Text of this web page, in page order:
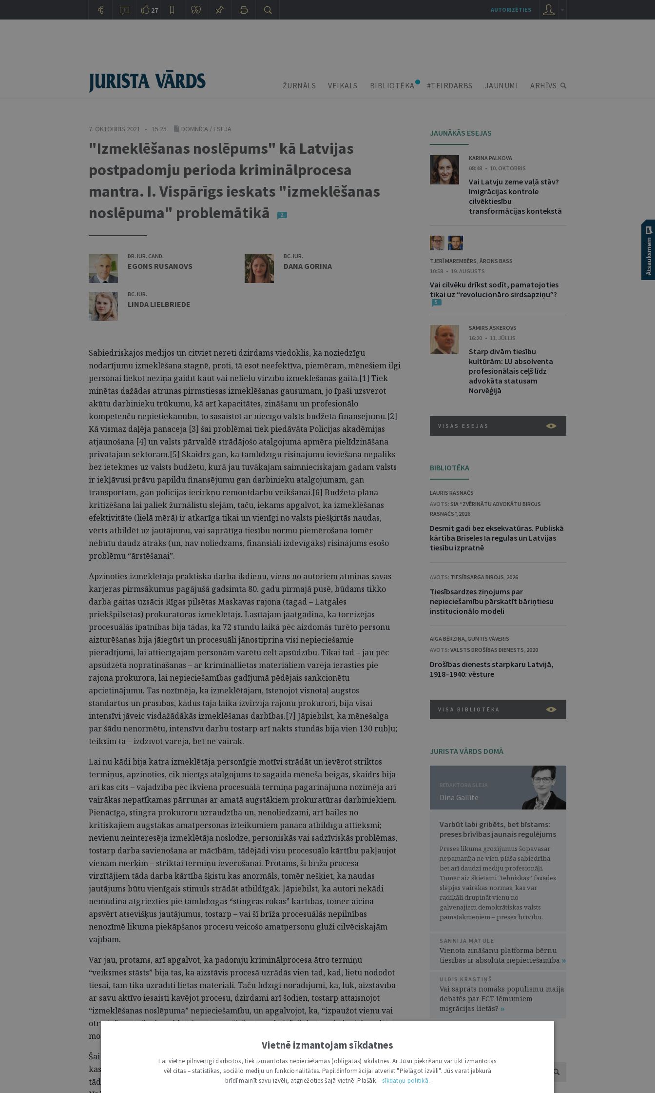
ŽURNĀLS VEIKALS BIBLIOTĒKA #TEIRDARBS JAUNUMI ARHĪVS
7. OKTOBRIS 2021 • 15:25 DOMNĪCA / ESEJA
"Izmeklēšanas noslēpums" kā Latvijas
postpadomju perioda kriminālprocesa
mantra. I. Vispārīgs ieskats "izmeklēšanas
noslēpuma" problemātikā
2
DR. IUR. CAND.
EGONS RUSANOVS
BC. IUR.
DANA GORINA
BC. IUR.
LINDA LIELBRIEDE
Sabiedriskajos medijos un citviet nereti dzirdams viedoklis, ka noziedzīgu
nodarījumu izmeklēšana stagnē, proti, tā esot neefektīva, piemēram, mēnešiem ilgi
personai liekot neziņā gaidīt kaut vai nelielu virzību izmeklēšanas gaitā.[1] Tiek
minētas dažādas atrunas pirmstiesas izmeklēšanas gausumam, jo īpaši uzsverot
akūtu darbinieku trūkumu, kā arī kapacitātes, zināšanu un profesionālo
kompetenču nepietiekamību, to sasaistot ar niecīgo valsts budžeta finansējumu.[2]
Kā vismaz daļēja panaceja [3] šai problēmai tiek piedāvāta Policijas akadēmijas
atjaunošana [4] un valsts pārvaldē strādājošo atalgojuma apmēra pielīdzināšana
privātajam sektoram.[5] Skaidrs gan, ka tamlīdzīgu risinājumu ieviešana nepaliks
bez ietekmes uz valsts budžetu, kurā jau tuvākajam saimnieciskajam gadam valsts
ir iekļāvusi prāvu papildu finansējumu gan darbinieku atalgojumam, gan
transportam, gan policijas iecirkņu remontdarbu veikšanai.[6] Budžeta plāna
kritizēšana lai paliek žurnālistu slejām, taču, iekams apgalvot, ka izmeklēšanas
efektivitāte (lielā mērā) ir atkarīga tikai un vienīgi no valsts piešķirtās naudas,
vērts atbildēt uz jautājumu, vai saprātīga tiesību normu piemērošana tomēr
nebūtu daudz ātrāks (un, nav noliedzams, finansiāli izdevīgāks) risinājums esošo
problēmu “ārstēšanai”.
Apzinoties izmeklētāja praktiskā darba ikdienu, viens no autoriem atminas savas
karjeras pirmsākumus pagājušā gadsimta 80. gadu pirmajā pusē, būdams tikko
darba gaitas uzsācis Rīgas pilsētas Maskavas rajona (tagad – Latgales
priekšpilsētas) prokuratūras izmeklētājs. Lasītājam jāatgādina, ka toreizējās
procesuālās īpatnības bija tādas, ka 72 stundu laikā pēc aizdomās turēto personu
aizturēšanas bija jāiegūst un procesuāli jānostiprina visi nepieciešamie
pierādījumi, lai attiecīgajām personām varētu celt apsūdzību. Tikai tad – jau pēc
apsūdzētā nopratināšanas – ar krimināllietas materiāliem varēja ierasties pie
rajona prokurora, lai nepieciešamības gadījumā pēdējais sankcionētu
apcietinājumu. Tas nozīmēja, ka izmeklētājam, īstenojot visnotaļ augstos
standartus un prasības, kādus tajā laikā izvirzīja rajonu prokurori, bija visai
intensīvi jāveic visdažādākās izmeklēšanas darbības.[7] Jāpiebilst, ka mēnešalga
par šādu nenormētu, intensīvu darbu tostarp arī nakts stundās bija vien 130 rubļu;
teiksim tā – izdzīvot varēja, bet ne vairāk.
Lai nu kādi bija katra izmeklētāja personīgie motīvi strādāt un ievērot striktos
termiņus, apzinoties, cik niecīgs atalgojums to sagaida mēneša beigās, skaidrs bija
arī kas cits – vajadzība pēc ikviena procesuālā termiņa pagarinājuma nozīmēja arī
vairākas nepatīkamas pārrunas ar amatā augstākiem prokuratūras darbiniekiem.
Pienācīga, stingra prokuroru uzraudzība un, nenoliedzami, arī bailes no
kritiskajiem augstākas amatpersonas izteikumiem panāca atbildīgu attieksmi;
nevienu neinteresēja izmeklētāja noslodze, personiskās vai sadzīviskās problēmas,
tostarp darba savienošana ar mācībām, tādējādi visu procesuālo kārtību pakļaujot
vienam mērķim – striktai termiņu ievērošanai. Protams, šī brīža procesa
virzītājiem tāda darba kārtība šķistu kas anormāls, tomēr nešķiet, ka naudas
jautājums būtu vienīgais stimuls strādāt atbildīgāk. Jāpiebilst, ka autori nekādi
nemudina atgriezties pie tamlīdzīgas “stingrās rokas” kārtības, tomēr aicina
apsvērt atsevišķus jautājumus, tostarp – vai šī brīža procesuālās nepilnības
nenozīmē likuma piekāpšanos procesu veicošo amatpersonu gluži cilvēciskajām
vājībām.
Var jau, protams, arī apgalvot, ka padomju kriminālprocesa ātro termiņu
“veiksmes stāsts” bija tas, ka aizstāvis procesā uzrādās vien tad, kad, lietu nododot
tiesai, tam tika uzrādīti lietas materiāli. Taču līdzīgi norādījumi, ka, lūk, aizstāvība
ar savu aktīvo iesaisti kavējot procesu, dzirdami arī šodien, tostarp attaisnojot
“izmeklēšanas noslēpuma” nepieciešamību, un apgalvojot, ka, “izpaužot vienu vai
otru informāciju, izmeklētājs pats var “iešaut sev kājā”, liekot noziedzniekam būt
modrākam, saprast, uz kāda ceļa nonākusi izmeklēšana”.[8]
Šai sakarā jāatzīmē Eiropas Savienības Statistikas biroja “Eurostat” apkopotie dati,
kas liecina – Latvijā uz 100 000 iedzīvotāju ir aptuveni 450 policijas darbinieku,
tādējādi krietni apsteidzot tādas Eiropas valstis kā Vācija (297 policijas darbinieki),
JAUNĀKĀS ESEJAS
KARINA PALKOVA
08:48 • 10. OKTOBRIS
Vai Latvju zeme vaļā stāv?
Imigrācijas kontrole
cilvēktiesību
transformācijas kontekstā
TJERĪ MAREMBĒRS, ĀRONS BASS
10:58 • 19. AUGUSTS
Vai cilvēku drīkst sodīt, pamatojoties
tikai uz “revolucionāro sirdsapziņu”?
5
SAMIRS ASKEROVS
16:20 • 11. JŪLIJS
Starp divām tiesību
kultūrām: LU absolventa
profesionālais ceļš līdz
advokāta statusam
Norvēģijā
VISAS ESEJAS
BIBLIOTĒKA
LAURIS RASNAČS
AVOTS: SIA “ZVĒRINĀTU ADVOKĀTU BIROJS
RASNAČS”, 2026
Desmit gadi bez eksekvatūras. Publiskā
kārtība Briseles Ia regulas un Latvijas
tiesību izpratnē
AVOTS: TIESĪBSARGA BIROJS, 2026
Tiesībsardzes ziņojums par
nepieciešamību pārskatīt bāriņtiesu
institucionālo modeli
AIGA BĒRZIŅA, GUNTIS VĀVERIS
AVOTS: VALSTS DROŠĪBAS DIENESTS, 2020
Drošības dienests starpkaru Latvijā,
1918–1940: vēsture
VISA BIBLIOTĒKA
JURISTA VĀRDS DOMĀ
REDAKTORA SLEJA
Dina Gailīte
Varbūt labi gribēts, bet bīstams:
preses brīvības jaunais regulējums
Preses likuma grozījumus šopavasar
nepamanīja ne vien plaša sabiedrība,
bet arī daudzi mediju profesionāļi.
Tomēr aiz šķietami “tehniskās” fasādes
slēpjas vairākas normas, kas var
radikāli drupināt vienu no
galvenajiem demokrātiskas valsts
pamatakmeņiem – preses brīvību.
SANNIJA MATULE
Vienota zināšanu platforma bērnu
tiesībās ir absolūta nepieciešamība
ULDIS KRASTIŅŠ
Vai saprāts nomāks populismu maija
debatēs par ECT lēmumiem
migrācijas lietās?
27 AUTORIZĒTIES
Vietnē izmantojam sīkdatnes
Lai vietne pilnvērtīgi darbotos, tiek izmantotas nepieciešamās (obligātās) sīkdatnes. Ar Jūsu piekrišanu var tikt izmantotas
vēl citas – statistikas, sociālo mediju un funkcionalitātes. Papildinformācijai atveriet "Pielāgot izvēli". Jūs varat jebkurā
brīdī mainīt savu izvēli, atgriežoties šajā vietnē. Plašāk – sīkdatņu politikā.